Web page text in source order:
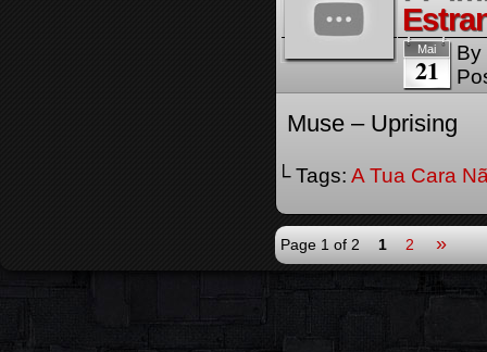
Mai
21
By
Muse – Uprising
└ Tags: A Tua Cara
Page 1 of 2 1 2 »